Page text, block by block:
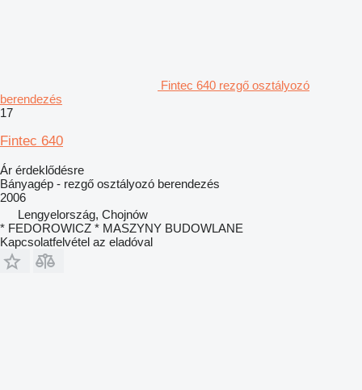
Fintec 640 rezgő osztályozó
berendezés
17
Fintec 640
Ár érdeklődésre
Bányagép - rezgő osztályozó berendezés
2006
Lengyelország, Chojnów
* FEDOROWICZ * MASZYNY BUDOWLANE
Kapcsolatfelvétel az eladóval